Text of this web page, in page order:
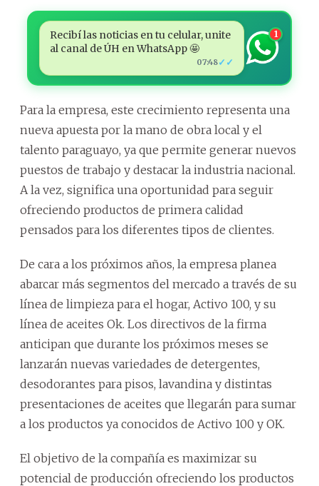
Recibí las noticias en tu celular, unite
al canal de ÚH en WhatsApp 🤩
07:48✓✓
1
Para la empresa, este crecimiento representa una
nueva apuesta por la mano de obra local y el
talento paraguayo, ya que permite generar nuevos
puestos de trabajo y destacar la industria nacional.
A la vez, significa una oportunidad para seguir
ofreciendo productos de primera calidad
pensados para los diferentes tipos de clientes.
De cara a los próximos años, la empresa planea
abarcar más segmentos del mercado a través de su
línea de limpieza para el hogar, Activo 100, y su
línea de aceites Ok. Los directivos de la firma
anticipan que durante los próximos meses se
lanzarán nuevas variedades de detergentes,
desodorantes para pisos, lavandina y distintas
presentaciones de aceites que llegarán para sumar
a los productos ya conocidos de Activo 100 y OK.
El objetivo de la compañía es maximizar su
potencial de producción ofreciendo los productos